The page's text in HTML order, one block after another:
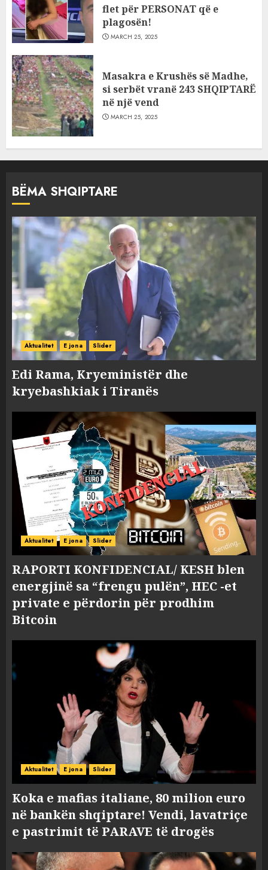
flet për PERSONAT që e
plagosën!
MARCH 25, 2025
Masakra e Krushës së Madhe,
si serbët vranë 243 SHQIPTARË
në një vend
MARCH 25, 2025
BËMA SHQIPTARE
Aktualitet E jona Slider
Edi Rama, Kryeministër dhe
kryebashkiak i Tiranës
Aktualitet E jona Slider
RAPORTI KONFIDENCIAL/ KESH blen
energjinë sa “frengu pulën”, HEC -et
private e përdorin për prodhim
Bitcoin
Aktualitet E jona Slider
Koka e mafias italiane, 80 milion euro
në bankën shqiptare! Vendi, lavatriçe
e pastrimit të PARAVE të drogës